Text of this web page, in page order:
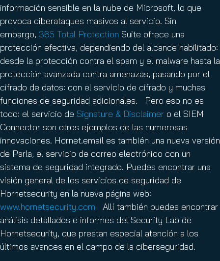
información sensible en la nube de Microsoft, lo que
provoca ciberataques masivos al servicio. Sin
embargo, 365 Total Protection Suite ofrece una
protección efectiva, dependiendo del alcance habilitado:
desde la protección contra el spam y el malware hasta la
protección avanzada contra amenazas, pasando por el
cifrado de datos: con el servicio de cifrado y muchas
funciones de seguridad adicionales. Pero eso no es
todo: el servicio de Signature & Disclaimer o el SIEM
Connector son otros ejemplos de las numerosas
innovaciones. Hornet.email es también una nueva versión
de Parla, el servicio de correo electrónico con un
sistema de seguridad integrado. Puedes encontrar una
visión general de los servicios de seguridad de
Hornetsecurity en la nueva página web:
www.hornetsecurity.com Allí también puedes encontrar
análisis detallados e informes del Security Lab de
Hornetsecurity, que prestan especial atención a los
últimos avances en el campo de la ciberseguridad.